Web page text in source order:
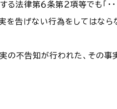
律第６条第２項等でも「・
を告げない行為をしてはなら
の不告知が行われた、その